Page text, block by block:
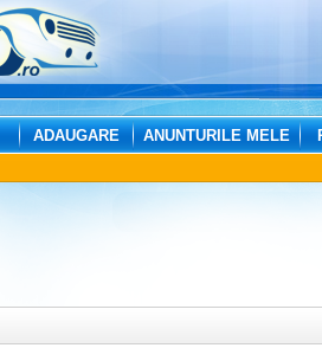
ADAUGARE ANUNTURILE MELE